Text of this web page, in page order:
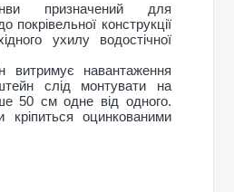
призначений для
покрівельної конструкції
ухилу водостічної
витримує навантаження
слід монтувати на
50 см одне від одного.
кріпиться оцинкованими